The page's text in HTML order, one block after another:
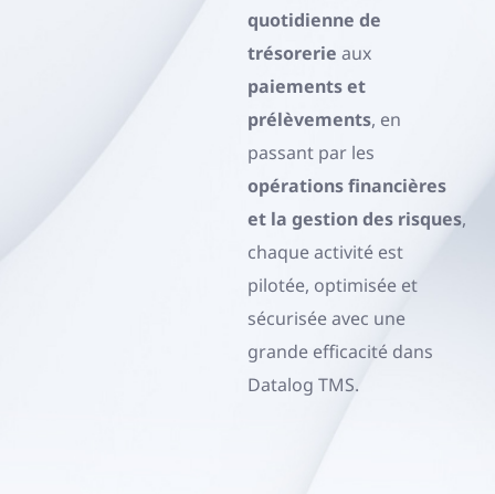
quotidienne de
trésorerie aux
paiements et
prélèvements, en
passant par les
opérations financières
et la gestion des risques,
chaque activité est
pilotée, optimisée et
sécurisée avec une
grande efficacité dans
Datalog TMS.